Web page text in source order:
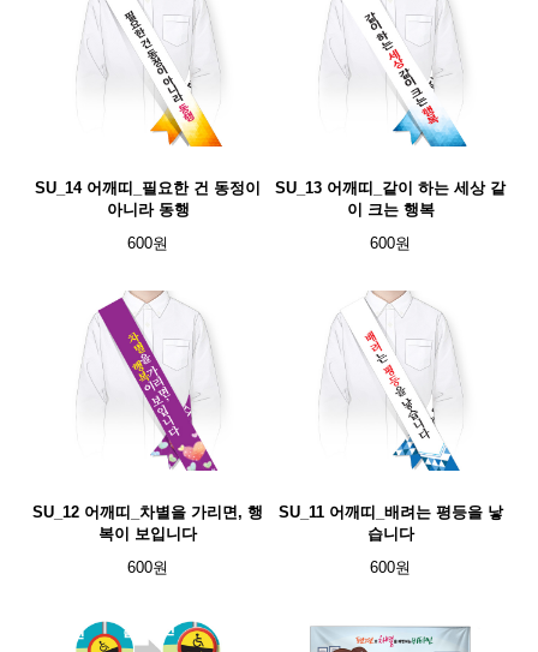
SU_14 어깨띠_필요한 건 동정이
아니라 동행
600원
SU_13 어깨띠_같이 하는 세상 같
이 크는 행복
600원
SU_12 어깨띠_차별을 가리면, 행
복이 보입니다
600원
SU_11 어깨띠_배려는 평등을 낳
습니다
600원